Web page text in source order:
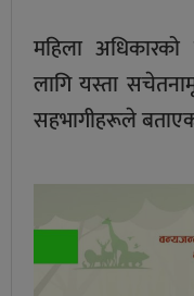
महिला
लागि यस्ता
सहभागीहरूले